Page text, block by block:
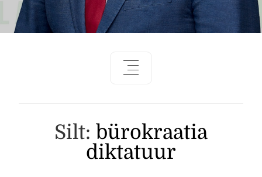
Silt: bürokraatia
diktatuur